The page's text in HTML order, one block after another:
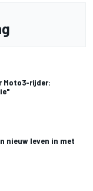
Moto3-rijder:
nieuw leven in met